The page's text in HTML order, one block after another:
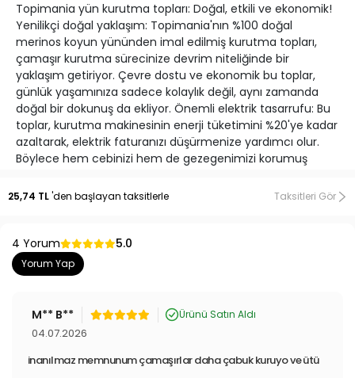
Topimania yün kurutma topları: Doğal, etkili ve ekonomik!
Yenilikçi doğal yaklaşım: Topimania'nın %100 doğal
merinos koyun yününden imal edilmiş kurutma topları,
çamaşır kurutma sürecinize devrim niteliğinde bir
yaklaşım getiriyor. Çevre dostu ve ekonomik bu toplar,
günlük yaşamınıza sadece kolaylık değil, aynı zamanda
doğal bir dokunuş da ekliyor. Önemli elektrik tasarrufu: Bu
toplar, kurutma makinesinin enerji tüketimini %20'ye kadar
azaltarak, elektrik faturanızı düşürmenize yardımcı olur.
Böylece hem cebinizi hem de gezegenimizi korumuş
Zaman tasarrufu sağlar: Kurutma süresini %40 oranında
Daha az ütü zamanı: Çamaşırlarınızın kırışıklığını önemli
ölçüde azaltarak, ütüleme işleminizi daha hızlı ve
zahmetsiz hale getirir
kumaş yumuşatıcılarına ihtiyaç duymadan çamaşırlarınızı
doğal bir şekilde yumuşatır
Uzun süreli kullanım avantajı: Her bir top 650 kullanıma
kadar dayanıklılık sunar, bu da uzun vadede ekonomik bir
25,74 TL'den başlayan taksitlerle Taksitleri Gör
4 Yorum 5.0
Yorum Yap
M** B** Ürünü Satın Aldı
04.07.2026
inanılmaz memnunum çamaşırlar daha çabuk kuruyo ve ütü